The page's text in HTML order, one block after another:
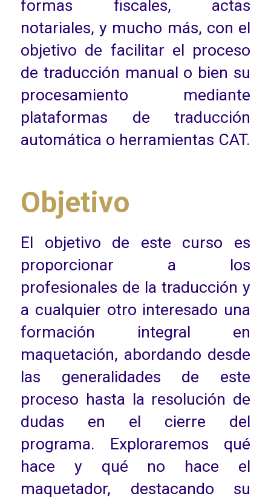
formas fiscales, actas
notariales, y mucho más, con el
objetivo de facilitar el proceso
de traducción manual o bien su
procesamiento mediante
plataformas de traducción
automática o herramientas CAT.
Objetivo
El objetivo de este curso es
proporcionar a los
profesionales de la traducción y
a cualquier otro interesado una
formación integral en
maquetación, abordando desde
las generalidades de este
proceso hasta la resolución de
dudas en el cierre del
programa. Exploraremos qué
hace y qué no hace el
maquetador, destacando su